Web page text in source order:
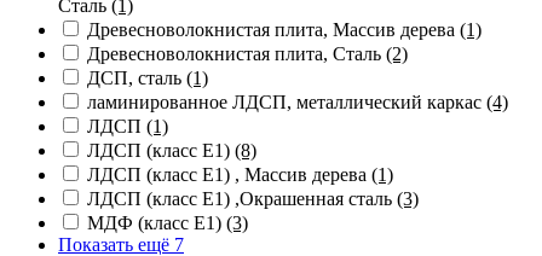
Сталь (1)
Древесноволокнистая плита, Массив дерева (1)
Древесноволокнистая плита, Сталь (2)
ДСП, сталь (1)
ламинированное ЛДСП, металлический каркас (4)
ЛДСП (1)
ЛДСП (класс Е1) (8)
ЛДСП (класс Е1) , Массив дерева (1)
ЛДСП (класс Е1) ,Окрашенная сталь (3)
МДФ (класс E1) (3)
Показать ещё 7